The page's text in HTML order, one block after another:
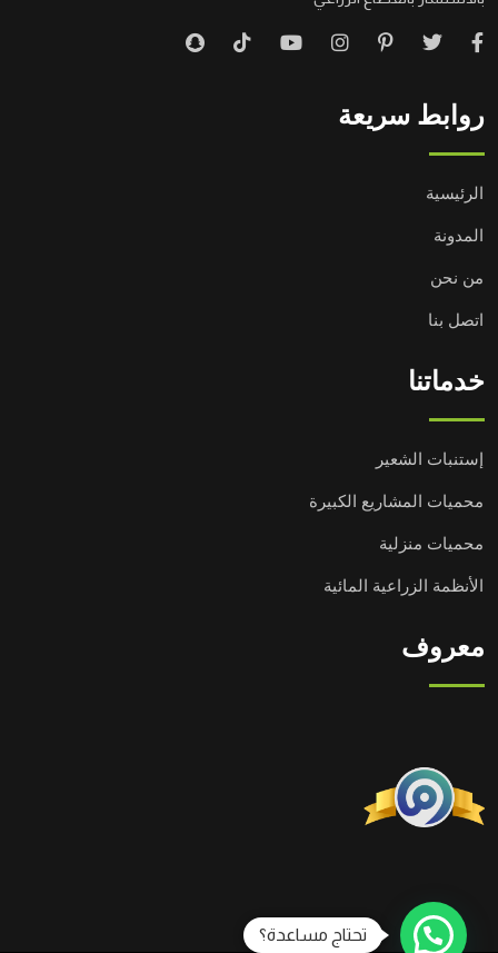
روابط سريعة
الرئيسية
المدونة
من نحن
اتصل بنا
خدماتنا
إستنبات الشعير
محميات المشاريع الكبيرة
محميات منزلية
الأنظمة الزراعية المائية
معروف
تحتاج مساعدة؟